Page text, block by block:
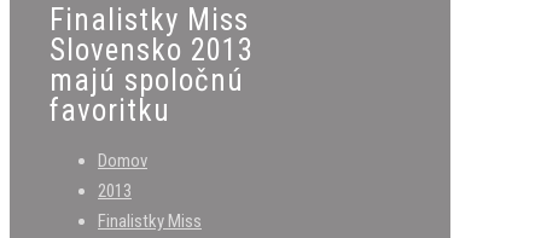
Finalistky Miss
Slovensko 2013
majú spoločnú
favoritku
Domov
2013
Finalistky Miss